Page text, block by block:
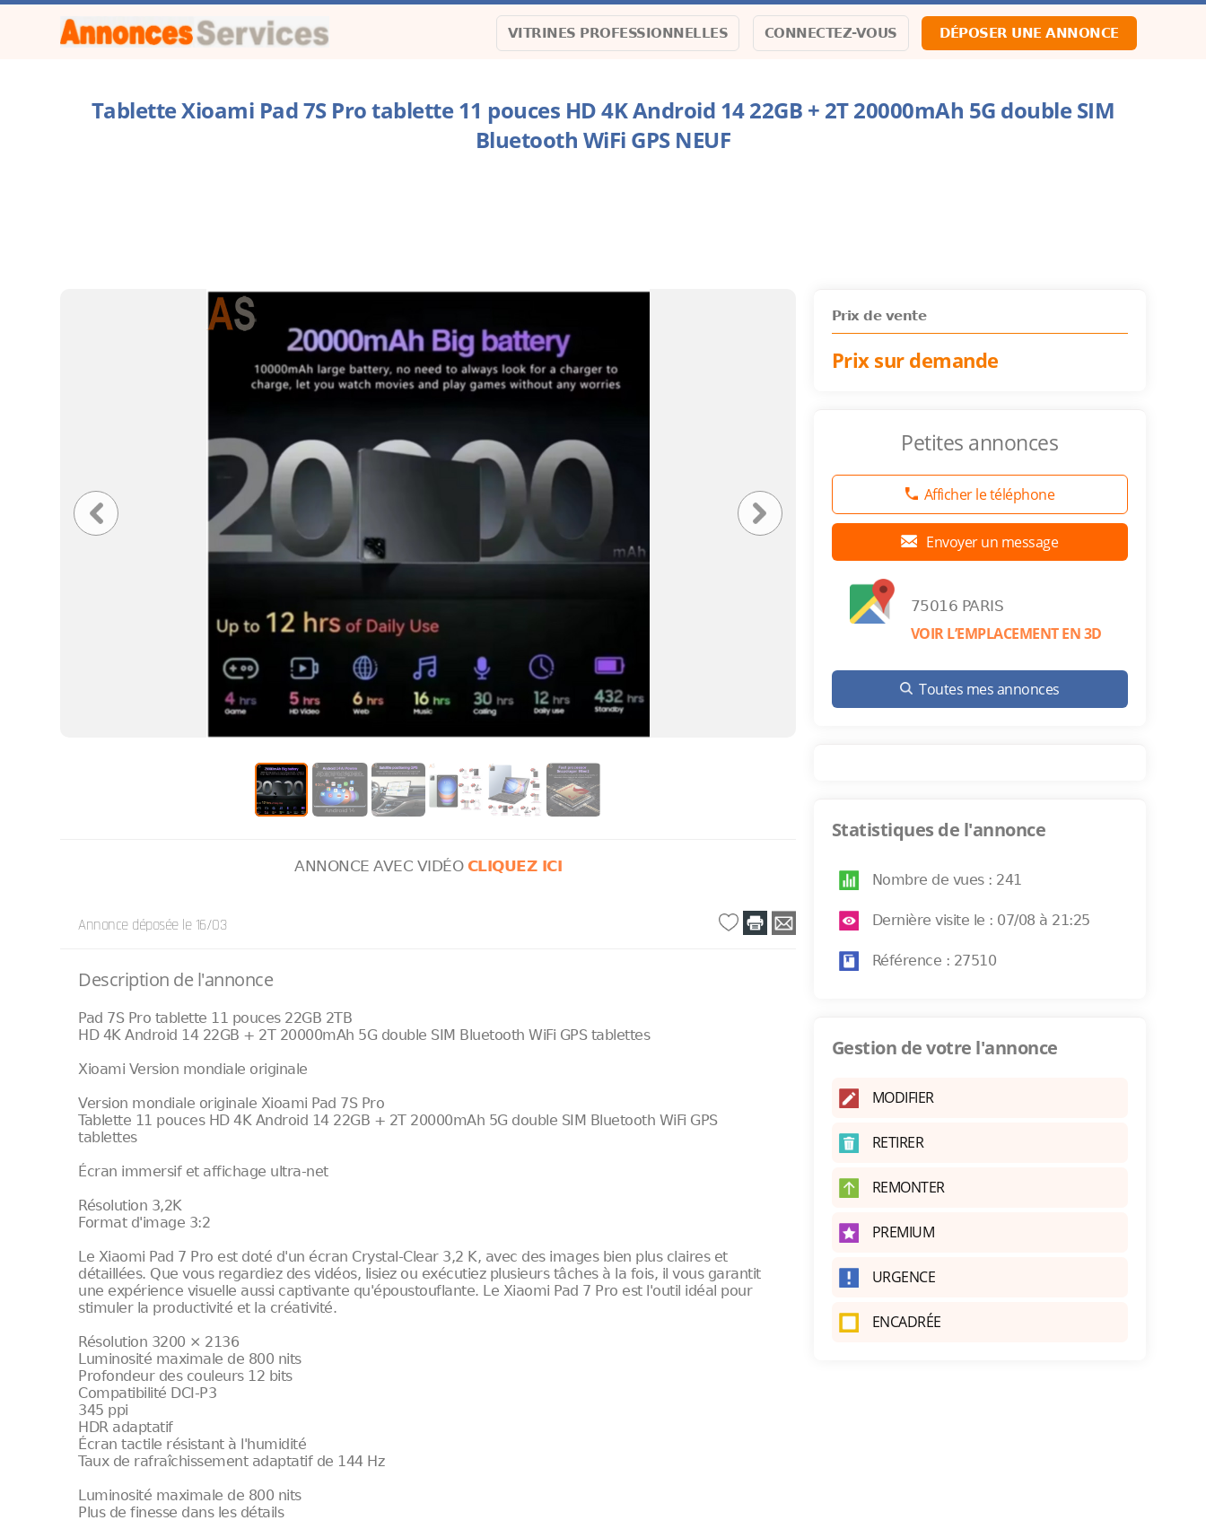
VITRINES PROFESSIONNELLES CONNECTEZ-VOUS DÉPOSER UNE ANNONCE
Tablette Xioami Pad 7S Pro tablette 11 pouces HD 4K Android 14 22GB + 2T 20000mAh 5G double SIM
Bluetooth WiFi GPS NEUF
ANNONCE AVEC VIDÉO CLIQUEZ ICI
Annonce déposée le 16/03
Description de l'annonce
Pad 7S Pro tablette 11 pouces 22GB 2TB
HD 4K Android 14 22GB + 2T 20000mAh 5G double SIM Bluetooth WiFi GPS tablettes
Xioami Version mondiale originale
Version mondiale originale Xioami Pad 7S Pro
Tablette 11 pouces HD 4K Android 14 22GB + 2T 20000mAh 5G double SIM Bluetooth WiFi GPS
tablettes
Écran immersif et affichage ultra-net
Résolution 3,2K
Format d'image 3:2
Le Xiaomi Pad 7 Pro est doté d'un écran Crystal-Clear 3,2 K, avec des images bien plus claires et
détaillées. Que vous regardiez des vidéos, lisiez ou exécutiez plusieurs tâches à la fois, il vous garantit
une expérience visuelle aussi captivante qu'époustouflante. Le Xiaomi Pad 7 Pro est l'outil idéal pour
stimuler la productivité et la créativité.
Résolution 3200 × 2136
Luminosité maximale de 800 nits
Profondeur des couleurs 12 bits
Compatibilité DCI-P3
345 ppi
HDR adaptatif
Écran tactile résistant à l'humidité
Taux de rafraîchissement adaptatif de 144 Hz
Luminosité maximale de 800 nits
Plus de finesse dans les détails
Prix de vente
Prix sur demande
Petites annonces
Afficher le téléphone
Envoyer un message
75016 PARIS
VOIR L’EMPLACEMENT EN 3D
Toutes mes annonces
Statistiques de l'annonce
Nombre de vues : 241
Dernière visite le : 07/08 à 21:25
Référence : 27510
Gestion de votre l'annonce
MODIFIER
RETIRER
REMONTER
PREMIUM
URGENCE
ENCADRÉE